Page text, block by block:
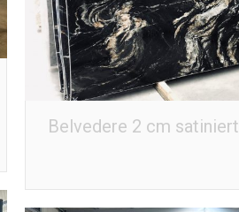
Belvedere 2 cm satiniert